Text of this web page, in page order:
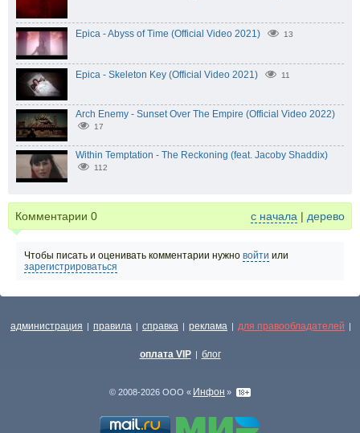
Epica - Abyss of Time (Official Video 2021) 13
Epica - Skeleton Key (Official Video 2021) 11
Arch Enemy - Sunset Over The Empire (Official Video 2022)
17
Within Temptation - The Reckoning (feat. Jacoby Shaddix)
112
Комментарии 0 с начала | дерево
Чтобы писать и оценивать комментарии нужно войти или
зарегистрироваться
администрация | правила | справка | реклама | для правообладателей |
оплата VIP | блог
© 2008-2026 ООО « Инфон »